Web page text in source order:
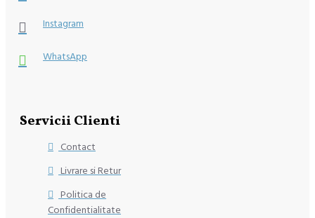
Instagram
WhatsApp
Servicii Clienti
Contact
Livrare si Retur
Politica de
Confidentialitate